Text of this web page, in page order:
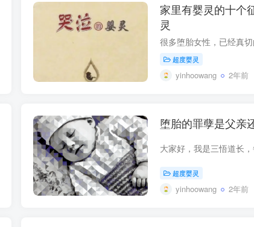
家里有婴灵的十个
灵
超度婴灵
yinhoowang 2年前
堕胎的罪孽是父亲
超度婴灵
yinhoowang 2年前